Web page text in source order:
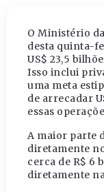
O Ministério
desta quinta-
US$ 23,5
Isso inclui
uma meta
de arrecadar
essas
A maior parte
diretamente
cerca de R$ 6
diretamente